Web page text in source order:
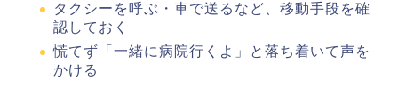
タクシーを呼ぶ・車で送るなど、移動手段を確
認しておく
慌てず「一緒に病院行くよ」と落ち着いて声を
かける